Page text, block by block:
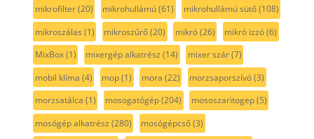
mikrofilter(20) mikrohullámú(61) mikrohullámú sütő(108)
mikroszálas (1) mikroszűrő(20) mikró(26) mikró izzó(6)
MixBox(1) mixergép alkatrész (14) mixer szár(7)
mobil klíma (4) mop(1) mora (22) morzsaporszívó(3)
morzsatálca (1) mosogatógép(204) mososzaritogep(5)
mosógép alkatrész (280) mosógépcső(3)